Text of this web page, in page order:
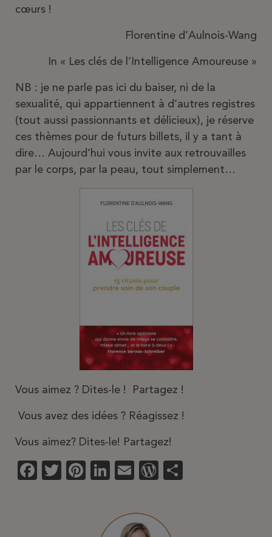
cœurs !
Florentine d’Aulnois-Wang
In « Les clés de l’Intelligence Amoureuse »
NB : je ne parle pas ici du baiser, ni de la
sexualité, qui appartiennent à d’autres registres
(tout aussi passionnants et délicieux), je réserve
ces thèmes pour de futurs billets, il y a tant à
dire… Aujourd’hui vous invite aux retrouvailles
par le corps, par la peau, tout simplement…
Vous aimez ? Dites-le ! Partagez !
Vous avez des idées ? Réagissez !
Vous aimez? Dites-le! Partagez!
Facebook
TwitterPinterest
LinkedIn
EmailWordPress